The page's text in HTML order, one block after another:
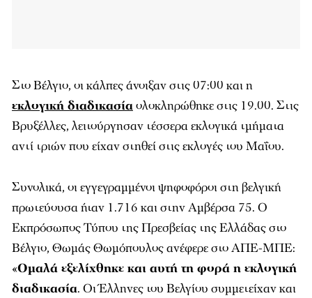
Στο Βέλγιο, οι κάλπες άνοιξαν στις 07:00 και η
εκλογική διαδικασίαολοκληρώθηκε στις 19.00. Στις
Βρυξέλλες, λειτούργησαν τέσσερα εκλογικά τμήματα
αντί τριών που είχαν στηθεί στις εκλογές του Μαΐου.
Συνολικά, οι εγγεγραμμένοι ψηφοφόροι στη βελγική
πρωτεύουσα ήταν 1.716 και στην Αμβέρσα 75. Ο
Εκπρόσωπος Τύπου της Πρεσβείας της Ελλάδας στο
Βέλγιο, Θωμάς Θωμόπουλος ανέφερε στο ΑΠΕ-ΜΠΕ:
«Ομαλά εξελίχθηκε και αυτή τη φορά η εκλογική
διαδικασία. Οι Έλληνες του Βελγίου συμμετείχαν και